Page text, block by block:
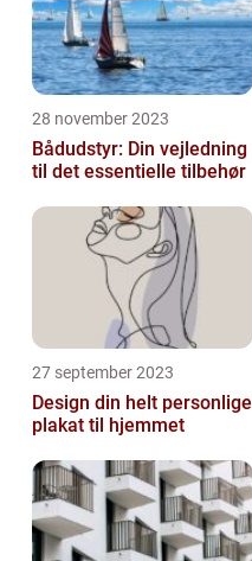
28 november 2023
Bådudstyr: Din vejledning
til det essentielle tilbehør
27 september 2023
Design din helt personlige
plakat til hjemmet